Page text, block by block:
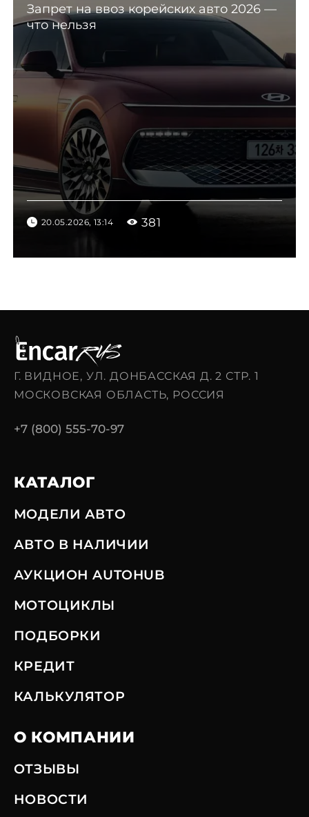
Запрет на ввоз корейских авто 2026 —
что нельзя
20.05.2026, 13:14 381
Г. ВИДНОЕ, УЛ. ДОНБАССКАЯ Д. 2 СТР. 1
МОСКОВСКАЯ ОБЛАСТЬ, РОССИЯ
+7 (800) 555-70-97
КАТАЛОГ
МОДЕЛИ АВТО
АВТО В НАЛИЧИИ
АУКЦИОН AUTOHUB
МОТОЦИКЛЫ
ПОДБОРКИ
КРЕДИТ
КАЛЬКУЛЯТОР
О КОМПАНИИ
ОТЗЫВЫ
НОВОСТИ